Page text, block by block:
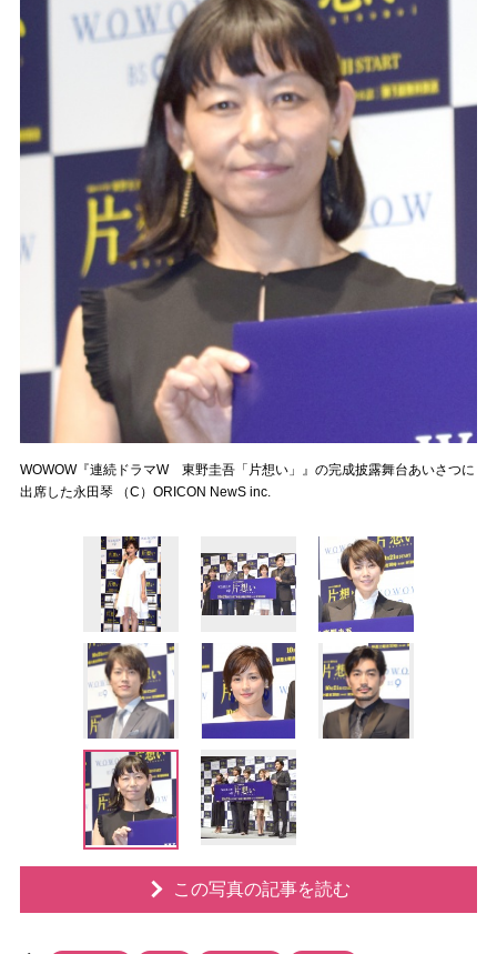
WOWOW『連続ドラマW 東野圭吾「片想い」』の完成披露舞台あいさつに
出席した永田琴 （C）ORICON NewS inc.
この写真の記事を読む